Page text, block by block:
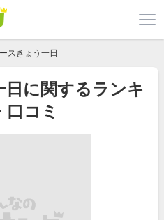
スきょう一日
に関するランキ
コミ